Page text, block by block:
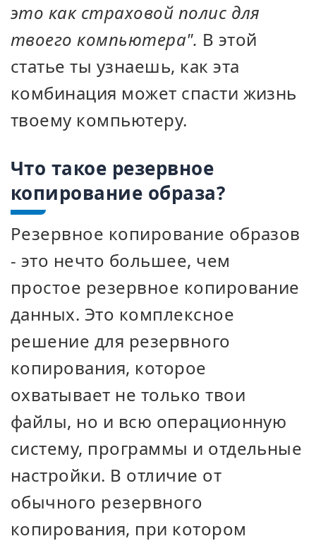
это как страховой полис для
твоего компьютера". В этой
статье ты узнаешь, как эта
комбинация может спасти жизнь
твоему компьютеру.
Что такое резервное
копирование образа?
Резервное копирование образов
- это нечто большее, чем
простое резервное копирование
данных. Это комплексное
решение для резервного
копирования, которое
охватывает не только твои
файлы, но и всю операционную
систему, программы и отдельные
настройки. В отличие от
обычного резервного
копирования, при котором